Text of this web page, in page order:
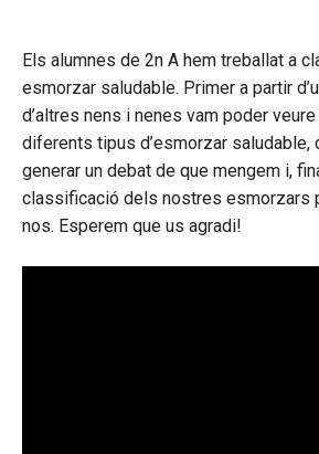
Els alumnes de 2n A hem treballat a
esmorzar saludable. Primer a partir
d’altres nens i nenes vam poder
diferents tipus d’esmorzar saludable,
generar un debat de que mengem i,
classificació dels nostres esmorzars
nos. Esperem que us agradi!